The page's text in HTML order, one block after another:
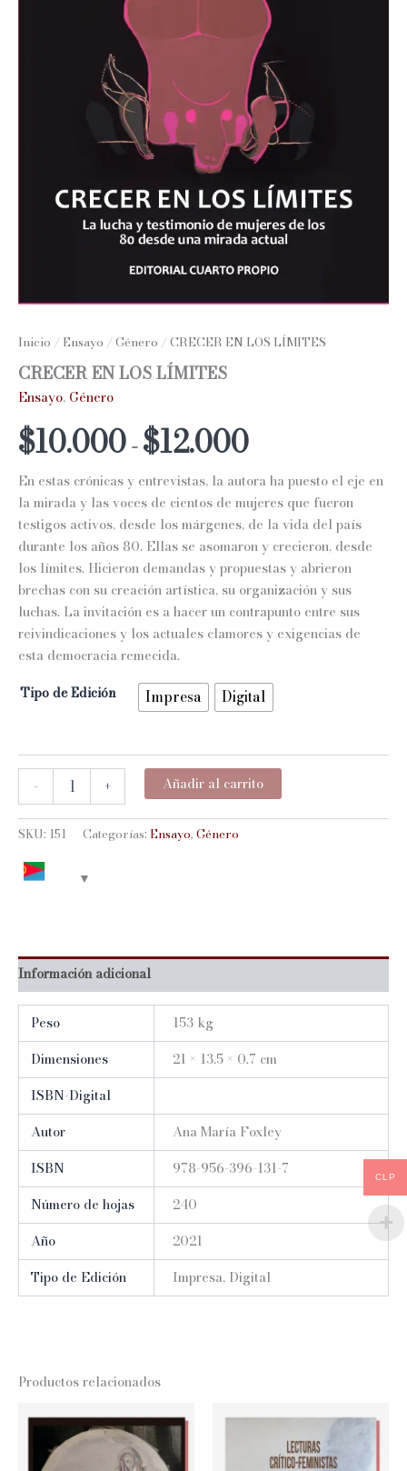
Inicio / Ensayo /Género / CRECER EN LOS LÍMITES
CRECER EN LOS LÍMITES
Ensayo, Género
$10.000-$12.000Rango
precios:
desde
$10.000
hasta
$12.000
En estas crónicas y entrevistas, la autora ha puesto el eje en
la mirada y las voces de cientos de mujeres que fueron
testigos activos, desde los márgenes, de la vida del país
durante los años 80. Ellas se asomaron y crecieron, desde
los límites. Hicieron demandas y propuestas y abrieron
brechas con su creación artística, su organización y sus
luchas. La invitación es a hacer un contrapunto entre sus
reivindicaciones y los actuales clamores y exigencias de
esta democracia remecida.
Tipo de Edición
Impresa Digital
-
LÍMITES
+ Añadir al carrito
SKU: 151 Categorías: Ensayo, Género
Información adicional
Peso
153 kg
Dimensiones
21 × 13.5 × 0.7 cm
ISBN-Digital
Autor
Ana María Foxley
ISBN
978-956-396-131-7
Número de hojas
240
Año
2021
Tipo de Edición
Impresa, Digital
Productos relacionados
CLP